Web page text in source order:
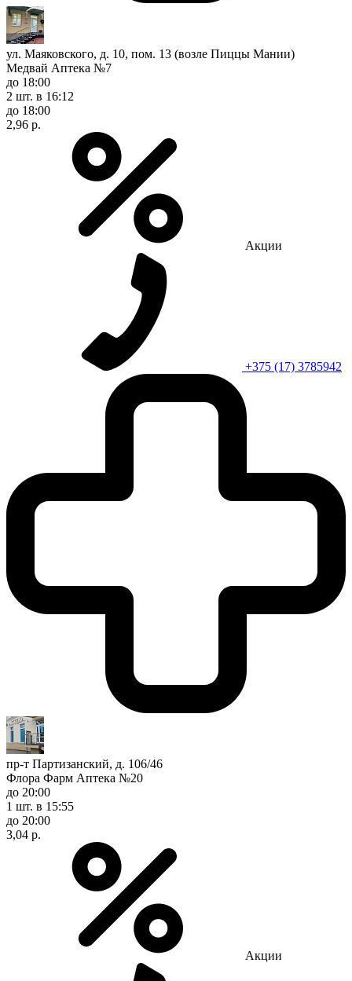
ул. Маяковского, д. 10, пом. 13 (возле Пиццы Мании)
Медвай Аптека №7
до 18:00
2 шт. в 16:12
до 18:00
2,96 р.
Акции
+375 (17) 3785942
пр-т Партизанский, д. 106/46
Флора Фарм Аптека №20
до 20:00
1 шт. в 15:55
до 20:00
3,04 р.
Акции